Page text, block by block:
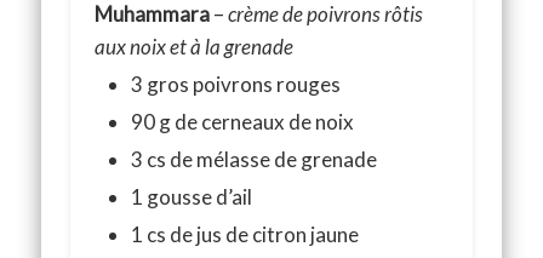
Muhammara–crème de poivrons rôtis
aux noix et à la grenade
3 gros poivrons rouges
90 g de cerneaux de noix
3 cs de mélasse de grenade
1 gousse d’ail
1 cs de jus de citron jaune